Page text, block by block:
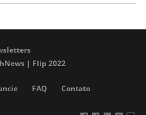
| Flip 2022
FAQ Contato